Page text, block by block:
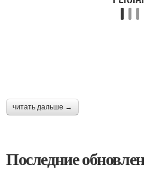
читать дальше →
Последние